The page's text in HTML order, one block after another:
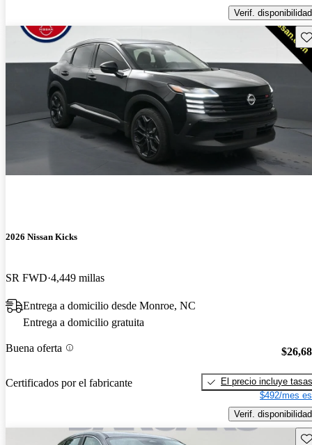
Verif. disponibilidad
2026 Nissan Kicks
SR FWD 4,449 millas
Entrega a domicilio desde Monroe, NC
Entrega a domicilio gratuita
Buena oferta
Certificados por el fabricante
El precio incluye tasas
$492/mes
Verif. disponibilidad